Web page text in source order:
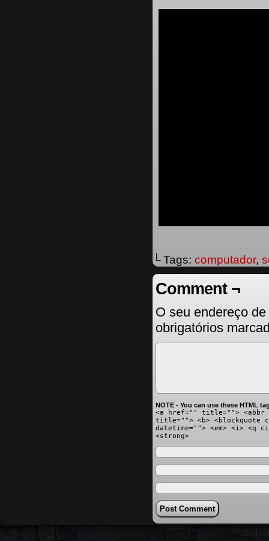
└ Tags: computador,
Comment ¬
O seu endereço
obrigatórios
NOTE - You can use these HTML
<a href="" title=""> <abbr
title=""> <b> <blockquote
datetime=""> <em> <i> <q
<strong>